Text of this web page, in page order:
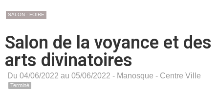
SALON - FOIRE
Salon de la voyance et des
arts divinatoires
Du 04/06/2022 au 05/06/2022 - Manosque - Centre Ville
Terminé